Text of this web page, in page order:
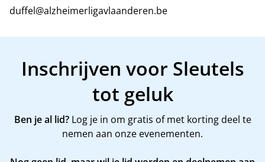
duffel@alzheimerligavlaanderen.be
Inschrijven voor Sleutels
tot geluk
Ben je al lid?Log je in om gratis of met korting deel te
nemen aan onze evenementen.